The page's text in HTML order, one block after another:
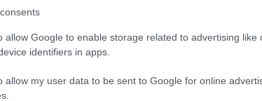
allow Google to enable storage related to advertising like
identifiers in apps.
allow my user data to be sent to Google for online